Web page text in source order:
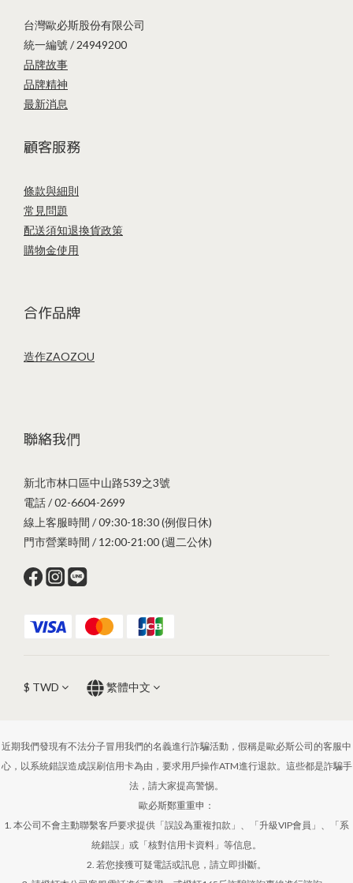
台灣歐必斯股份有限公司
統一編號 / 24949200
品牌故事
品牌精神
最新消息
顧客服務
條款與細則
常見問題
配送須知退換貨政策
購物金使用
合作品牌
造作ZAOZOU
聯絡我們
新北市林口區中山路539之3號
電話 / 02-6604-2699
線上客服時間 / 09:30-18:30 (例假日休)
門市營業時間 / 12:00-21:00 (週二公休)
$ TWD 繁體中文
近期我們發現有不法分子冒用我們的名義進行詐騙活動，假稱是歐必斯公司的客服中
心，以系統錯誤造成誤刷信用卡為由，要求用戶操作ATM進行退款。這些都是詐騙手
法，請大家提高警惕。
歐必斯鄭重重申：
1. 本公司不會主動聯繫客戶要求提供「誤設為重複扣款」、「升級VIP會員」、「系
統錯誤」或「核對信用卡資料」等信息。
2. 若您接獲可疑電話或訊息，請立即掛斷。